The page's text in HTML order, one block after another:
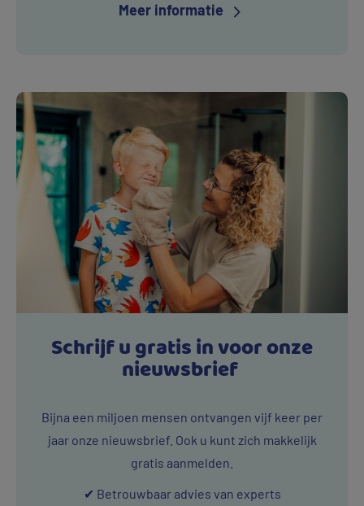
Meer informatie
Schrijf u gratis in voor onze
nieuwsbrief
Bijna een miljoen mensen ontvangen vijf keer per
jaar onze nieuwsbrief. Ook u kunt zich makkelijk
gratis aanmelden.
✔ Betrouwbaar advies van experts